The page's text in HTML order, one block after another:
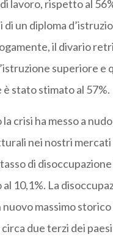
lavoro, rispetto al
un diploma
il divario
superiore e
stato stimato al 57%.
crisi ha messo a
nei nostri mercati
di
al 10,1%. La
massimo storico
due terzi dei